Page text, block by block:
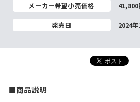
メーカー希望小売価格
発売日 2024
■商品説明